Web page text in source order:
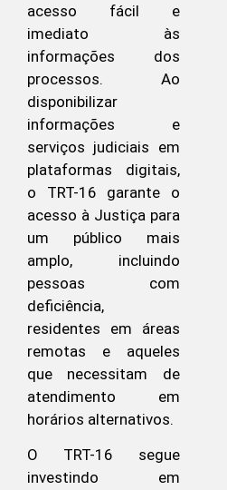
acesso fácil e
imediato às
informações dos
processos. Ao
disponibilizar
informações e
serviços judiciais em
plataformas digitais,
o TRT-16 garante o
acesso à Justiça para
um público mais
amplo, incluindo
pessoas com
deficiência,
residentes em áreas
remotas e aqueles
que necessitam de
atendimento em
horários alternativos.
O TRT-16 segue
investindo em